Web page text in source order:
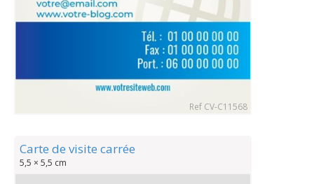
Ref CV-C11568
Carte de visite carrée
5,5 × 5,5 cm